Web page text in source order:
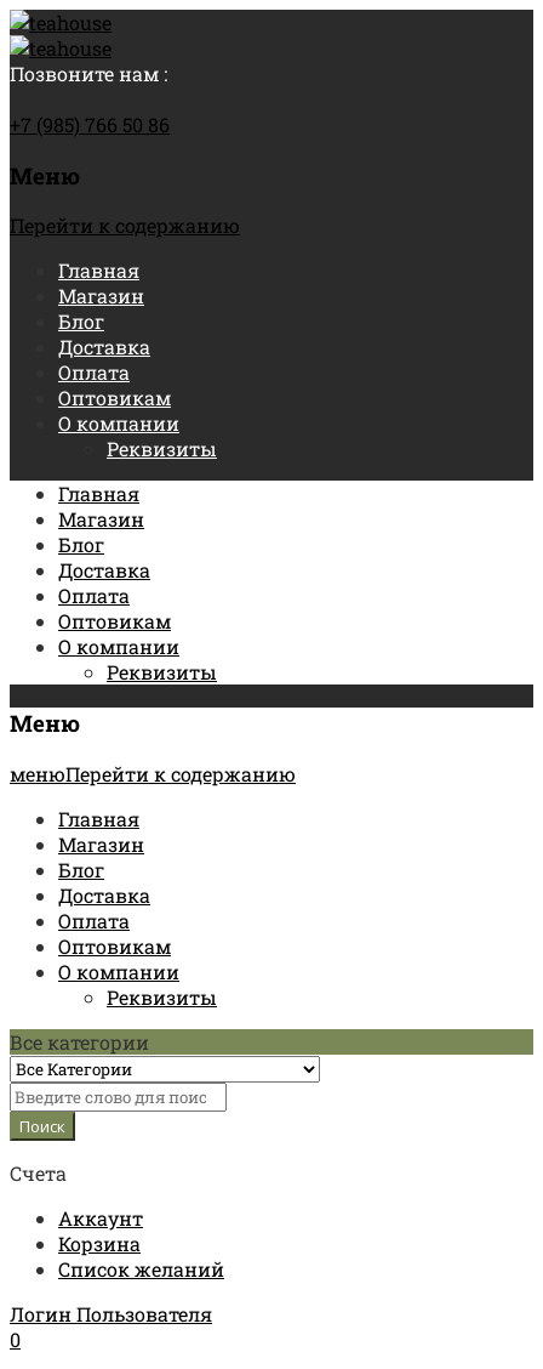
Позвоните нам :
+7 (985) 766 50 86
Меню
Перейти к содержанию
Главная
Магазин
Блог
Доставка
Оплата
Оптовикам
О компании
Реквизиты
Главная
Магазин
Блог
Доставка
Оплата
Оптовикам
О компании
Реквизиты
Меню
менюПерейти к содержанию
Главная
Магазин
Блог
Доставка
Оплата
Оптовикам
О компании
Реквизиты
Все категории
Счета
Аккаунт
Корзина
Список желаний
Логин Пользователя
0